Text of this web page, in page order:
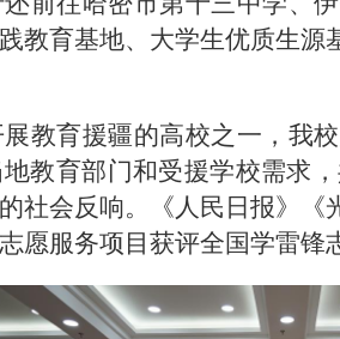
教育基地、大学生优质生
教育援疆的高校之一，我
教育部门和受援学校需求
社会反响。《人民日报》
愿服务项目获评全国学雷锋